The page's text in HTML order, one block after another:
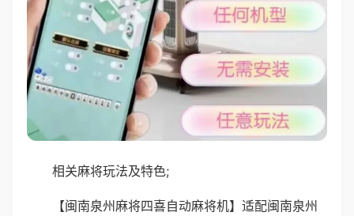
相关麻将玩法及特色;
【闽南泉州麻将四喜自动麻将机】适配闽南泉州